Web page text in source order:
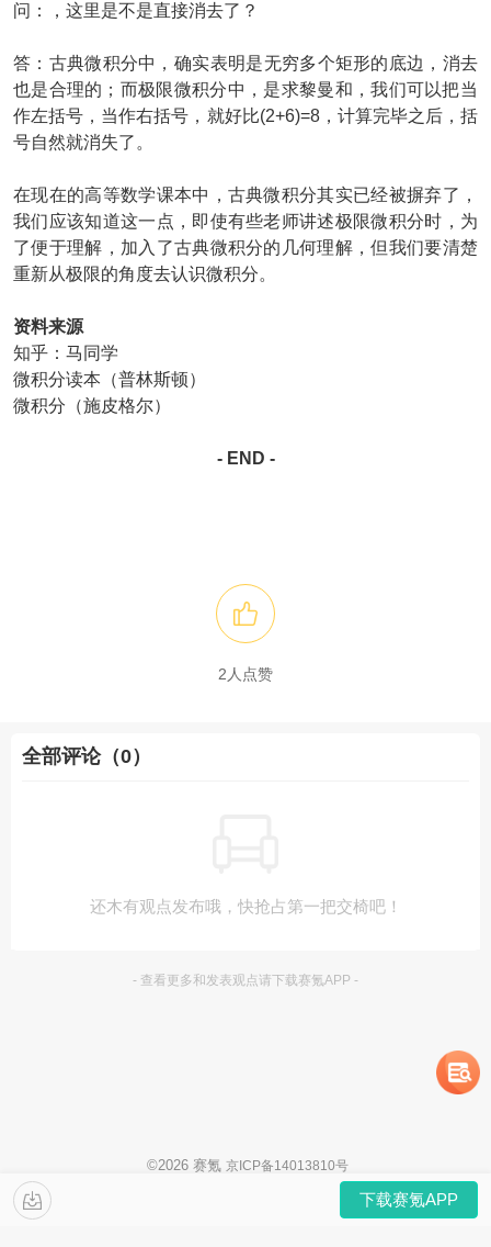
问： ，这里是不是直接消去了 ？
答：古典微积分中， 确实表明是无穷多个矩形的底边，消去
也是合理的；而极限微积分中， 是求黎曼和，我们可以把当
作左括号， 当作右括号，就好比(2+6)=8，计算完毕之后，括
号自然就消失了。
在现在的高等数学课本中，古典微积分其实已经被摒弃了，
我们应该知道这一点，即使有些老师讲述极限微积分时，为
了便于理解，加入了古典微积分的几何理解，但我们要清楚
重新从极限的角度去认识微积分。
资料来源
知乎：马同学
微积分读本（普林斯顿）
微积分（施皮格尔）
- END -
2 人点赞
全部评论（0）
还木有观点发布哦，快抢占第一把交椅吧！
- 查看更多和发表观点请下载赛氪APP -
下载赛氪APP
©2026 赛氪 京ICP备14013810号